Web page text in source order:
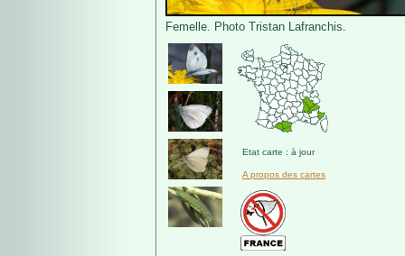
Femelle. Photo Tristan Lafranchis.
Etat carte : à jour
A propos des cartes